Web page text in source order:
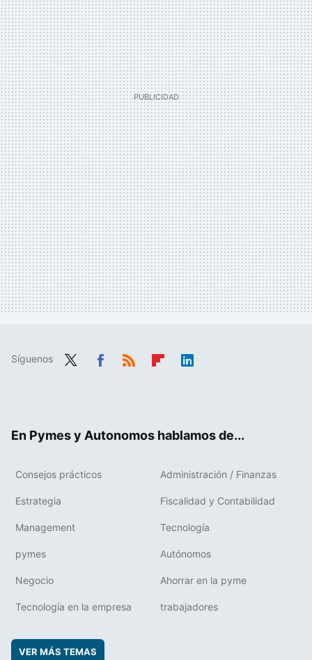
Síguenos
En Pymes y Autonomos hablamos de...
Consejos prácticos Administración / Finanzas
Estrategia Fiscalidad y Contabilidad
Management Tecnología
pymes Autónomos
Negocio Ahorrar en la pyme
Tecnología en la empresa trabajadores
VER MÁS TEMAS